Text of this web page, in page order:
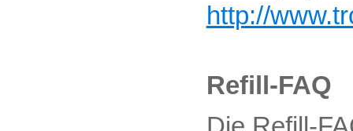
http://
Refill-FAQ